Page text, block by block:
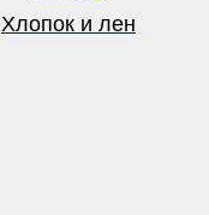
Хлопок и лен